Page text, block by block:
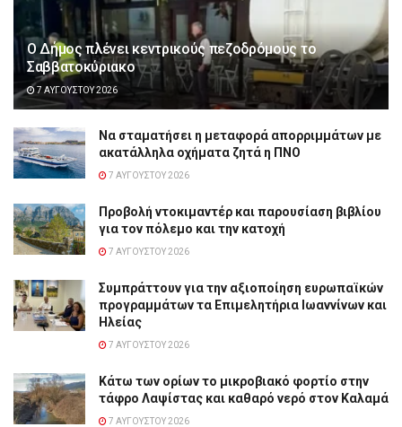
Ο Δήμος πλένει κεντρικούς πεζοδρόμους το
Σαββατοκύριακο
7 ΑΥΓΟΎΣΤΟΥ 2026
Να σταματήσει η μεταφορά απορριμμάτων με
ακατάλληλα οχήματα ζητά η ΠΝΟ
7 ΑΥΓΟΎΣΤΟΥ 2026
Προβολή ντοκιμαντέρ και παρουσίαση βιβλίου
για τον πόλεμο και την κατοχή
7 ΑΥΓΟΎΣΤΟΥ 2026
Συμπράττουν για την αξιοποίηση ευρωπαϊκών
προγραμμάτων τα Επιμελητήρια Ιωαννίνων και
Ηλείας
7 ΑΥΓΟΎΣΤΟΥ 2026
Κάτω των ορίων το μικροβιακό φορτίο στην
τάφρο Λαψίστας και καθαρό νερό στον Καλαμά
7 ΑΥΓΟΎΣΤΟΥ 2026